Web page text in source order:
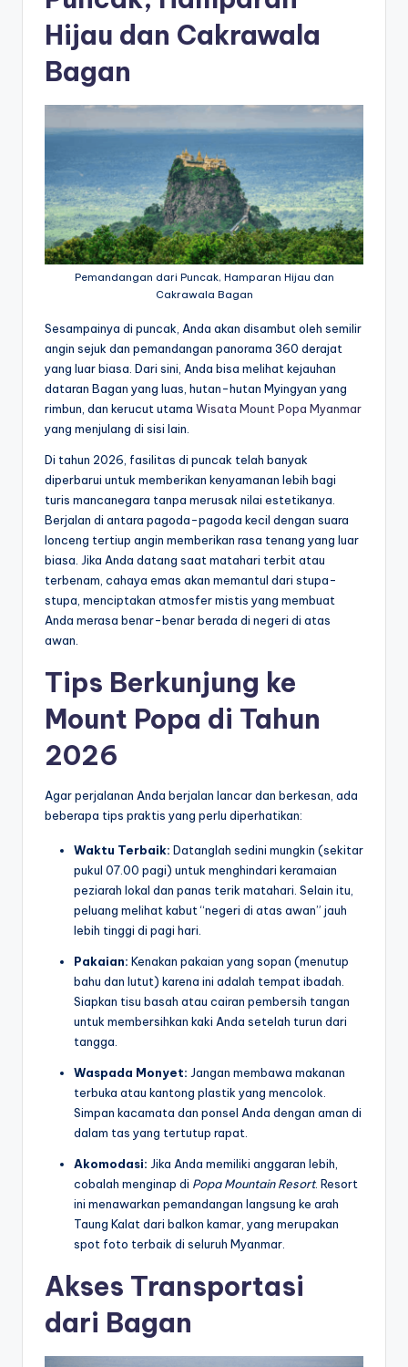
Hijau dan Cakrawala
Bagan
Pemandangan dari Puncak, Hamparan Hijau dan
Cakrawala Bagan
Sesampainya di puncak, Anda akan disambut oleh semilir
angin sejuk dan pemandangan panorama 360 derajat
yang luar biasa. Dari sini, Anda bisa melihat kejauhan
dataran Bagan yang luas, hutan-hutan Myingyan yang
rimbun, dan kerucut utama Wisata Mount Popa Myanmar
yang menjulang di sisi lain.
Di tahun 2026, fasilitas di puncak telah banyak
diperbarui untuk memberikan kenyamanan lebih bagi
turis mancanegara tanpa merusak nilai estetikanya.
Berjalan di antara pagoda-pagoda kecil dengan suara
lonceng tertiup angin memberikan rasa tenang yang luar
biasa. Jika Anda datang saat matahari terbit atau
terbenam, cahaya emas akan memantul dari stupa-
stupa, menciptakan atmosfer mistis yang membuat
Anda merasa benar-benar berada di negeri di atas
awan.
Tips Berkunjung ke
Mount Popa di Tahun
2026
Agar perjalanan Anda berjalan lancar dan berkesan, ada
beberapa tips praktis yang perlu diperhatikan:
Waktu Terbaik: Datanglah sedini mungkin (sekitar
pukul 07.00 pagi) untuk menghindari keramaian
peziarah lokal dan panas terik matahari. Selain itu,
peluang melihat kabut “negeri di atas awan” jauh
lebih tinggi di pagi hari.
Pakaian: Kenakan pakaian yang sopan (menutup
bahu dan lutut) karena ini adalah tempat ibadah.
Siapkan tisu basah atau cairan pembersih tangan
untuk membersihkan kaki Anda setelah turun dari
tangga.
Waspada Monyet: Jangan membawa makanan
terbuka atau kantong plastik yang mencolok.
Simpan kacamata dan ponsel Anda dengan aman di
dalam tas yang tertutup rapat.
Akomodasi: Jika Anda memiliki anggaran lebih,
cobalah menginap di Popa Mountain Resort. Resort
ini menawarkan pemandangan langsung ke arah
Taung Kalat dari balkon kamar, yang merupakan
spot foto terbaik di seluruh Myanmar.
Akses Transportasi
dari Bagan